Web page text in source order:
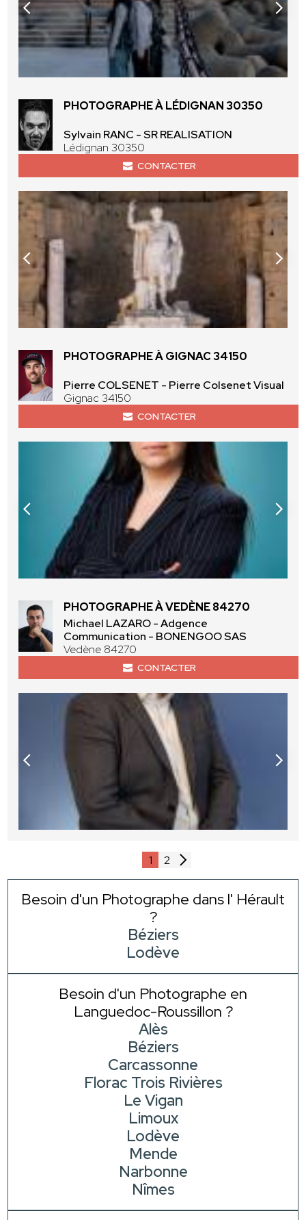
PHOTOGRAPHE À LÉDIGNAN 30350
Sylvain RANC - SR REALISATION
Lédignan 30350
CONTACTER
PHOTOGRAPHE À GIGNAC 34150
Pierre COLSENET - Pierre Colsenet Visual
Gignac 34150
CONTACTER
PHOTOGRAPHE À VEDÈNE 84270
Michael LAZARO - Adgence
Communication - BONENGOO SAS
Vedène 84270
CONTACTER
1 2
Besoin d'un Photographe dans l' Hérault
?
Béziers
Lodève
Besoin d'un Photographe en
Languedoc-Roussillon ?
Alès
Béziers
Carcassonne
Florac Trois Rivières
Le Vigan
Limoux
Lodève
Mende
Narbonne
Nîmes